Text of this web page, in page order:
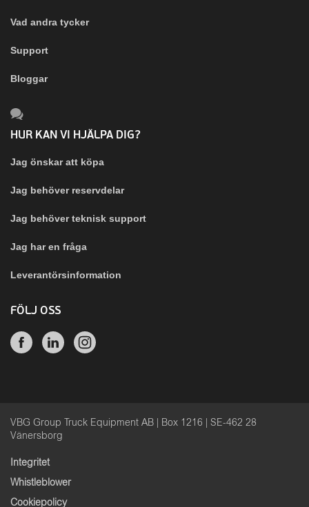
Vad andra tycker
Support
Bloggar
HUR KAN VI HJÄLPA DIG?
Jag önskar att köpa
Jag behöver reservdelar
Jag behöver teknisk support
Jag har en fråga
Leverantörsinformation
FÖLJ OSS
VBG Group Truck Equipment AB | Box 1216 | SE-462 28
Vänersborg
Integritet
Whistleblower
Cookiepolicy